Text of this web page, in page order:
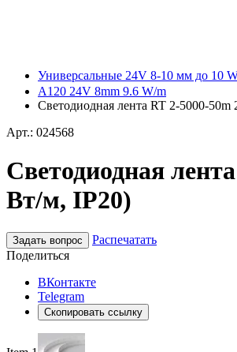
Универсальные 24V 8-10 мм до 10
A120 24V 8mm 9.6 W/m
Светодиодная лента RT 2-5000-
Арт.: 024568
Светодиодная
Вт/м, IP20)
Задать вопрос
Распечатать
Поделиться
ВКонтакте
Telegram
Скопировать ссылку